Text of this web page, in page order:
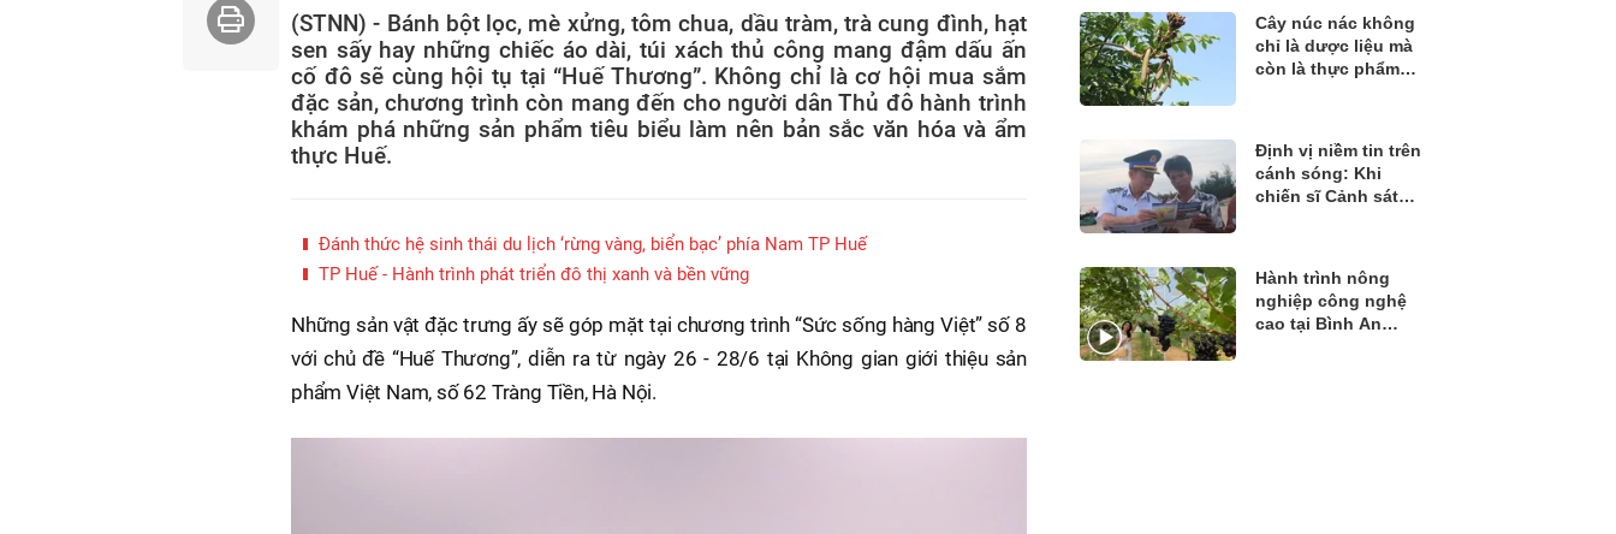
(STNN) - Bánh bột lọc, mè xửng, tôm chua, dầu tràm, trà cung đình, hạt
sen sấy hay những chiếc áo dài, túi xách thủ công mang đậm dấu ấn
cố đô sẽ cùng hội tụ tại “Huế Thương”. Không chỉ là cơ hội mua sắm
đặc sản, chương trình còn mang đến cho người dân Thủ đô hành trình
khám phá những sản phẩm tiêu biểu làm nên bản sắc văn hóa và ẩm
thực Huế.
Đánh thức hệ sinh thái du lịch ‘rừng vàng, biển bạc’ phía Nam TP Huế
TP Huế - Hành trình phát triển đô thị xanh và bền vững
Những sản vật đặc trưng ấy sẽ góp mặt tại chương trình “Sức sống hàng Việt” số 8
với chủ đề “Huế Thương”, diễn ra từ ngày 26 - 28/6 tại Không gian giới thiệu sản
phẩm Việt Nam, số 62 Tràng Tiền, Hà Nội.
Cây núc nác không
chỉ là dược liệu mà
còn là thực phẩm
Định vị niềm tin trên
cánh sóng: Khi
chiến sĩ Cảnh sát
Hành trình nông
nghiệp công nghệ
cao tại Bình An